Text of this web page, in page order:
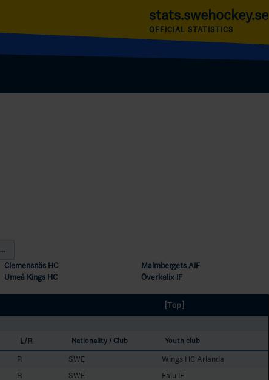
stats.swehockey.se
OFFICIAL STATISTICS
...
Clemensnäs HC
Malmbergets AIF
Umeå Kings HC Överkalix IF
[Top]
L/R Nationality / Club Youth club
R SWE
Wings HC Arlanda
R SWE
Falu IF